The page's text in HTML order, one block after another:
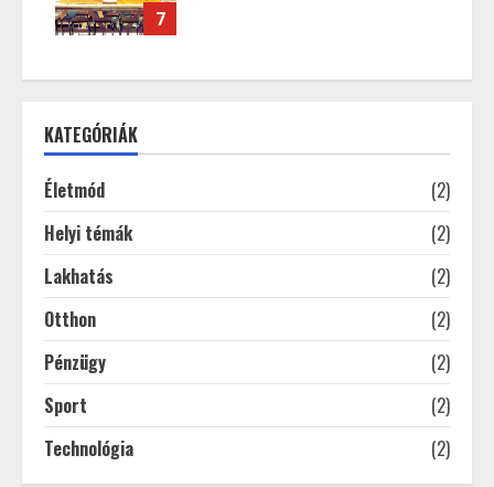
7
KATEGÓRIÁK
Életmód
(2)
Helyi témák
(2)
Lakhatás
(2)
Otthon
(2)
Pénzügy
(2)
Sport
(2)
Technológia
(2)